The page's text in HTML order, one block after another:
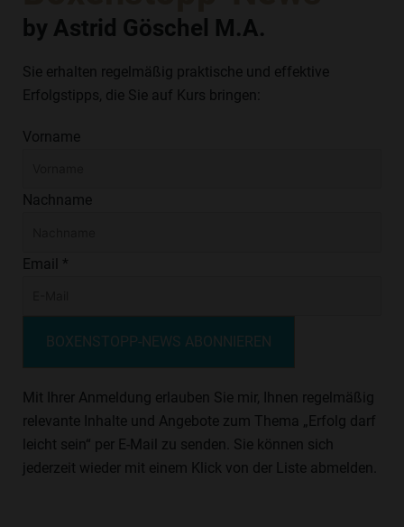
by Astrid Göschel M.A.
Sie erhalten regelmäßig praktische und effektive
Erfolgstipps, die Sie auf Kurs bringen:
Vorname
Nachname
Email *
BOXENSTOPP-NEWS ABONNIEREN
Mit Ihrer Anmeldung erlauben Sie mir, Ihnen regelmäßig
relevante Inhalte und Angebote zum Thema „Erfolg darf
leicht sein“ per E-Mail zu senden. Sie können sich
jederzeit wieder mit einem Klick von der Liste abmelden.